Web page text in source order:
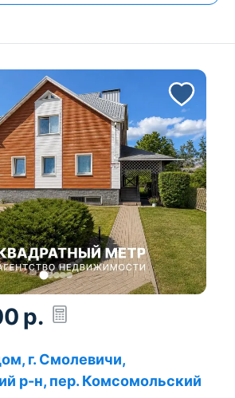
показа.
метр»
юстиции РБ
25/05/2026
р.
г. Смолевичи,
р-н, пер. Комсомольский